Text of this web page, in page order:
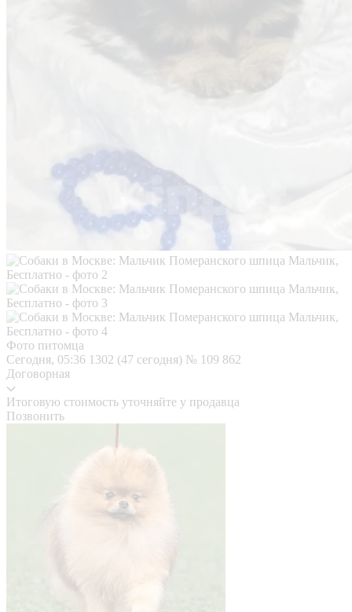
Фото питомца
Сегодня, 05:36 1302 (47 сегодня) № 109 862
Договорная
Итоговую стоимость уточняйте у продавца
Позвонить